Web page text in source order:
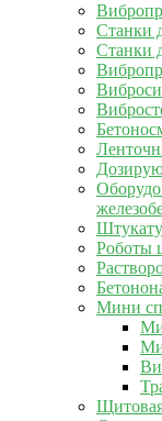
Станки
Станки
Роботы
Мини